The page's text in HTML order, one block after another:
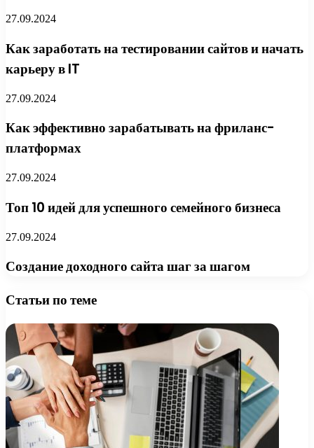
27.09.2024
Как заработать на тестировании сайтов и начать
карьеру в IT
27.09.2024
Как эффективно зарабатывать на фриланс-
платформах
27.09.2024
Топ 10 идей для успешного семейного бизнеса
27.09.2024
Создание доходного сайта шаг за шагом
Статьи по теме